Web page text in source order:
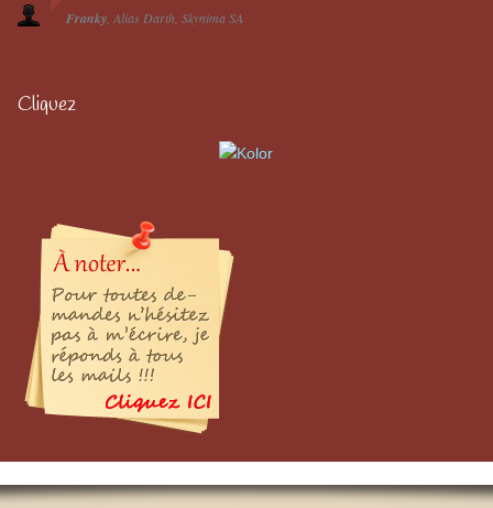
Franky Alias Darth Skynima SA
Cliquez